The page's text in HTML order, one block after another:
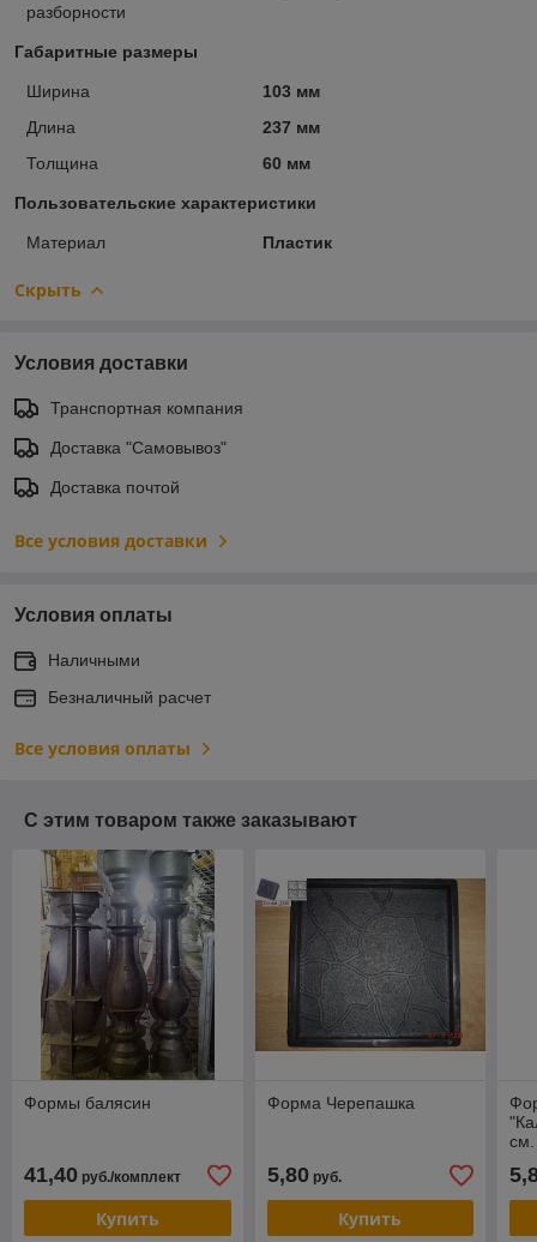
разборности
Габаритные размеры
Ширина
103 мм
Длина
237 мм
Толщина
60 мм
Пользовательские характеристики
Материал Пластик
Скрыть
Условия доставки
Транспортная компания
Доставка "Самовывоз"
Доставка почтой
Все условия доставки
Условия оплаты
Наличными
Безналичный расчет
Все условия оплаты
С этим товаром также заказывают
Формы балясин
41,40 руб./комплект
Купить
Форма Черепашка
5,80руб.
Купить
см.